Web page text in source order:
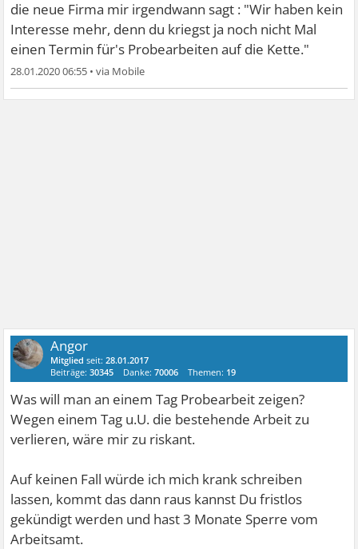
die neue Firma mir irgendwann sagt : "Wir haben kein
Interesse mehr, denn du kriegst ja noch nicht Mal
einen Termin für's Probearbeiten auf die Kette."
28.01.2020 06:55 •
Angor
Mitglied seit:28.01.2017
Beiträge:30345 Danke:70006 Themen: 19
Was will man an einem Tag Probearbeit zeigen?
Wegen einem Tag u.U. die bestehende Arbeit zu
verlieren, wäre mir zu riskant.
Auf keinen Fall würde ich mich krank schreiben
lassen, kommt das dann raus kannst Du fristlos
gekündigt werden und hast 3 Monate Sperre vom
Arbeitsamt.